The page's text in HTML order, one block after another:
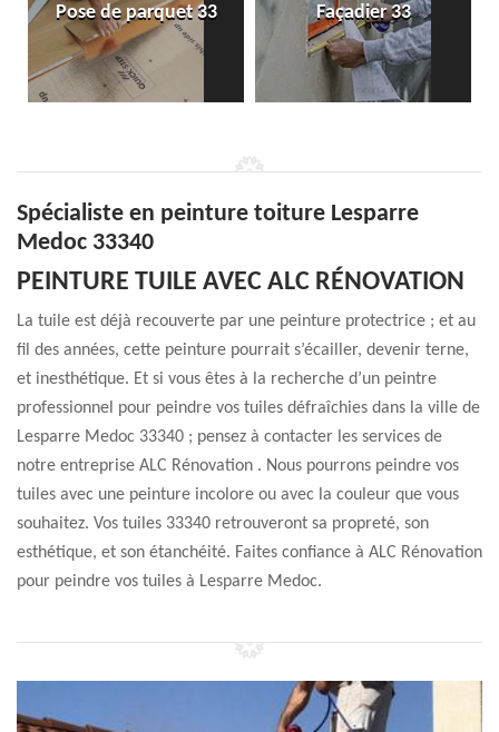
Pose de parquet 33 Façadier 33
Spécialiste en peinture toiture Lesparre
Medoc 33340
PEINTURE TUILE AVEC ALC RÉNOVATION
La tuile est déjà recouverte par une peinture protectrice ; et au
fil des années, cette peinture pourrait s’écailler, devenir terne,
et inesthétique. Et si vous êtes à la recherche d’un peintre
professionnel pour peindre vos tuiles défraîchies dans la ville de
Lesparre Medoc 33340 ; pensez à contacter les services de
notre entreprise ALC Rénovation . Nous pourrons peindre vos
tuiles avec une peinture incolore ou avec la couleur que vous
souhaitez. Vos tuiles 33340 retrouveront sa propreté, son
esthétique, et son étanchéité. Faites confiance à ALC Rénovation
pour peindre vos tuiles à Lesparre Medoc.